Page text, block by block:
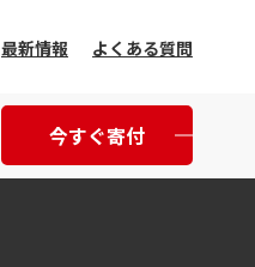
最新情報 よくある質問
今すぐ寄付